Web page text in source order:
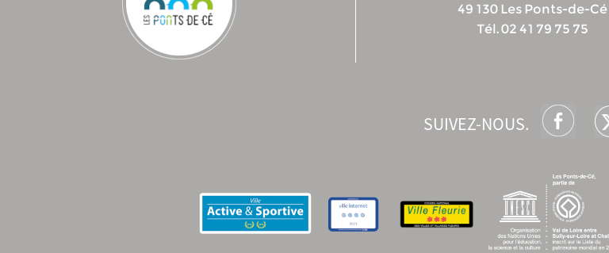
49 130 Les Ponts-de-Cé
Tél. 02 41 79 75 75
SUIVEZ-NOUS.